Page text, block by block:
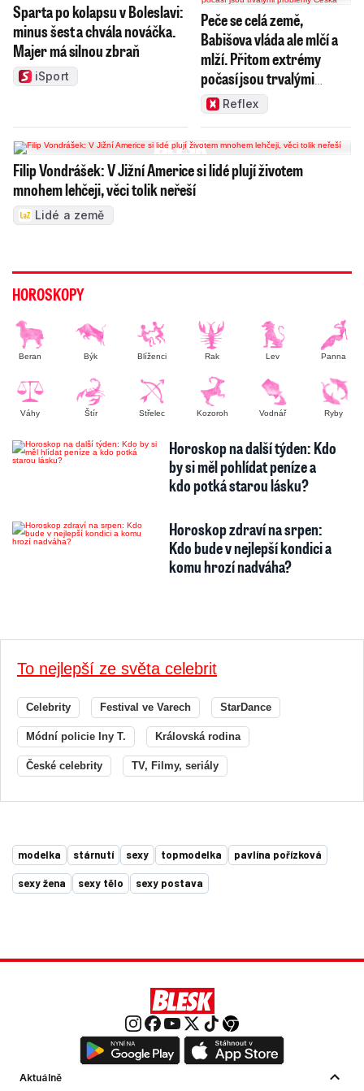
Sparta po kolapsu v Boleslavi:
minus šest a chvála nováčka.
Majer má silnou zbraň
iSport
Peče se celá země,
Babišova vláda ale mlčí a
mlží. Přitom extrémy
počasí jsou trvalými
problémy Česka
Reflex
Filip Vondrášek: V Jižní Americe si lidé plují životem
mnohem lehčeji, věci tolik neřeší
Lidé a země
HOROSKOPY
Beran Býk Blíženci Rak Lev Panna
Váhy Štír Střelec Kozoroh Vodnář Ryby
Horoskop na další týden: Kdo
by si měl pohlídat peníze a
kdo potká starou lásku?
Horoskop zdraví na srpen:
Kdo bude v nejlepší kondici a
komu hrozí nadváha?
To nejlepší ze světa celebrit
Celebrity Festival ve Varech StarDance
Módní policie Iny T. Královská rodina
České celebrity TV, Filmy, seriály
modelka stárnutí sexy topmodelka pavlína pořízková
sexy žena sexy tělo sexy postava
Aktuálně